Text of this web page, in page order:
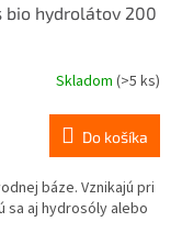
bio hydrolátov 200
Skladom (>5 ks)
Do košíka
báze. Vznikajú pri
sa aj hydrosóly alebo